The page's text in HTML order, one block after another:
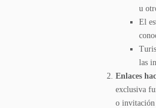
u
El
las
Enlaces
exclusiva
o invitación